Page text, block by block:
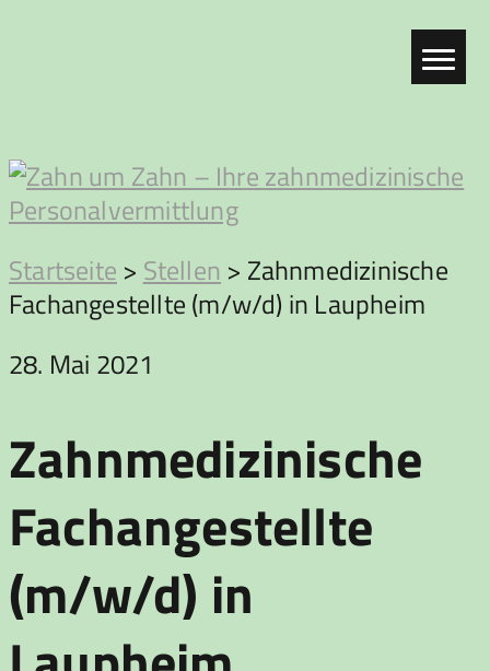
Zahn
um
Zahn
Startseite > Stellen > Zahnmedizinische
Fachangestellte (m/w/d) in Laupheim
28. Mai 2021
Zahnmedizinische
Fachangestellte
(m/w/d) in